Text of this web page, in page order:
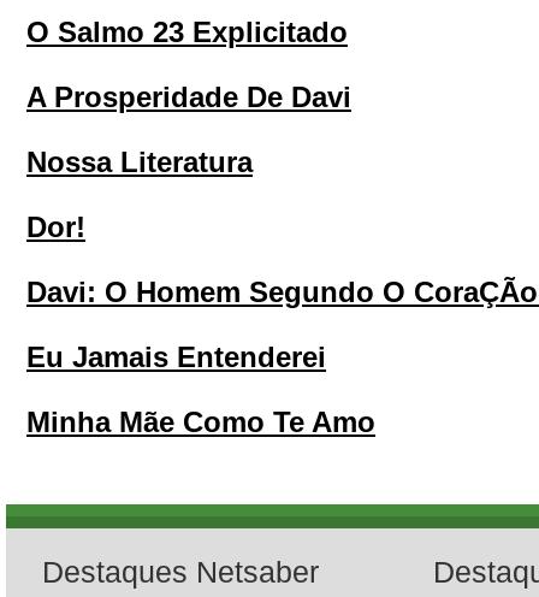
O Salmo 23 Explicitado
A Prosperidade De Davi
Nossa Literatura
Dor!
Davi: O Homem Segundo O
Eu Jamais Entenderei
Minha Mãe Como Te Amo
Destaques Netsaber